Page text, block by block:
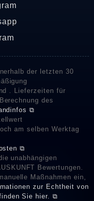
der letzten 30
. Lieferzeiten für
des
⧉
am selben Werktag
⧉
unabhängigen
Bewertungen.
Maßnahmen ein,
zur Echtheit von
Sie hier. ⧉